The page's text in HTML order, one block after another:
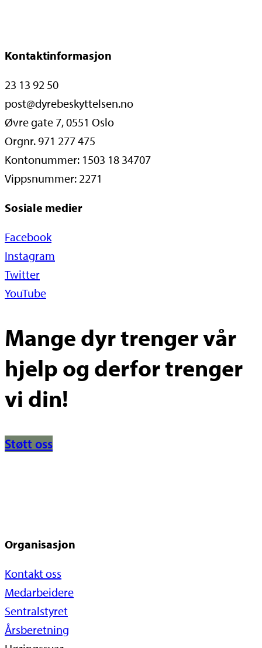
Kontaktinformasjon
23 13 92 50
post@dyrebeskyttelsen.no
Øvre gate 7, 0551 Oslo
Orgnr. 971 277 475
Kontonummer: 1503 18 34707
Vippsnummer: 2271
Sosiale medier
Facebook
Instagram
Twitter
YouTube
Mange dyr trenger vår
hjelp og derfor trenger
vi din!
Støtt oss
Organisasjon
Kontakt oss
Medarbeidere
Sentralstyret
Årsberetning